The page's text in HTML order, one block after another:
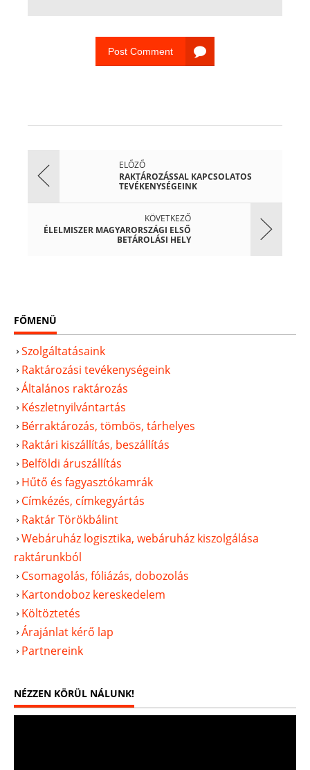
Post Comment
ELŐZŐ
RAKTÁROZÁSSAL KAPCSOLATOS
TEVÉKENYSÉGEINK
KÖVETKEZŐ
ÉLELMISZER MAGYARORSZÁGI ELSŐ
BETÁROLÁSI HELY
FŐMENÜ
Szolgáltatásaink
Raktározási tevékenységeink
Általános raktározás
Készletnyilvántartás
Bérraktározás, tömbös, tárhelyes
Raktári kiszállítás, beszállítás
Belföldi áruszállítás
Hűtő és fagyasztókamrák
Címkézés, címkegyártás
Raktár Törökbálint
Webáruház logisztika, webáruház kiszolgálása
raktárunkból
Csomagolás, fóliázás, dobozolás
Kartondoboz kereskedelem
Költöztetés
Árajánlat kérő lap
Partnereink
NÉZZEN KÖRÜL NÁLUNK!